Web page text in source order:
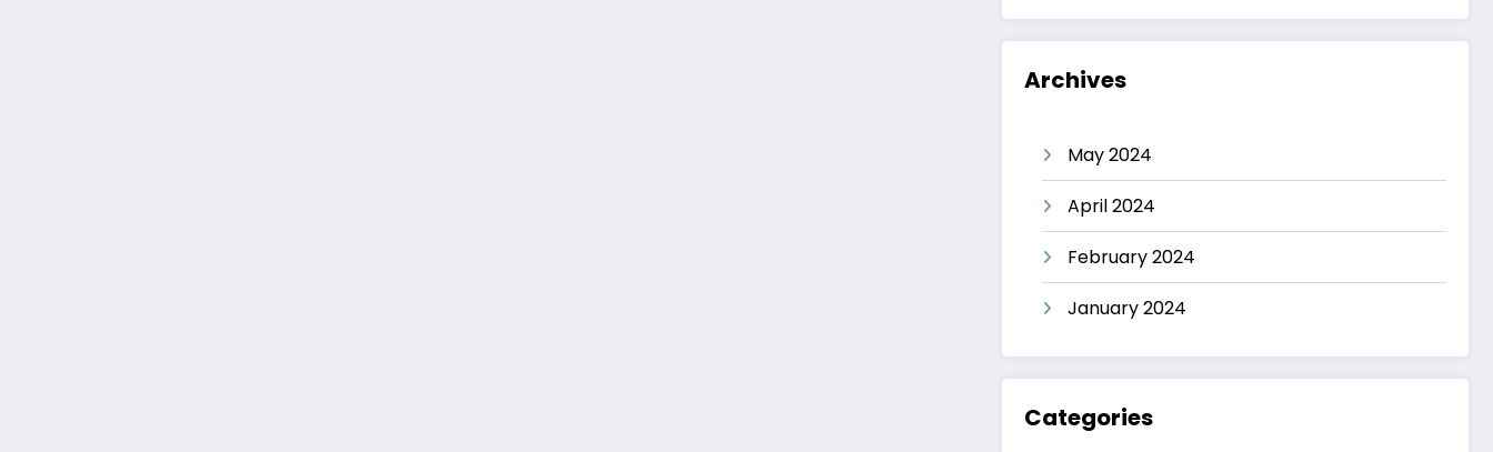
Archives
May 2024
April 2024
February 2024
January 2024
Categories